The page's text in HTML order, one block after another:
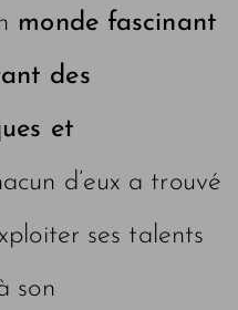
monde fascinant
des
et
d’eux a trouvé
ses talents
son